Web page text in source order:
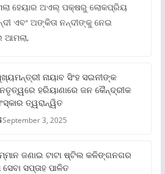
ହେୟାର ଅଏଲ୍ ପକ୍ଷରୁ ଲୋକପ୍ରିୟ
ଏବଂ ଅଙ୍କିତା ନନ୍ଦୀଙ୍କୁ ନେଇ
ଆମଲା,
ନାୟାବ ସିଂହ ସଇନୀଙ୍କ
ହରିୟାଣାରେ ଜନ କୈନ୍ଦ୍ରୀକ
ତ୍ୱରାନ୍ୱିତ
September 3, 2025
ଜଣାଇ ଟାଟା ଷ୍ଟିଲ କଳିଙ୍ଗନଗର
ସପ୍ତାହ ପାଳିତ